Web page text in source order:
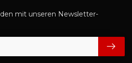
mit unseren Newsletter-